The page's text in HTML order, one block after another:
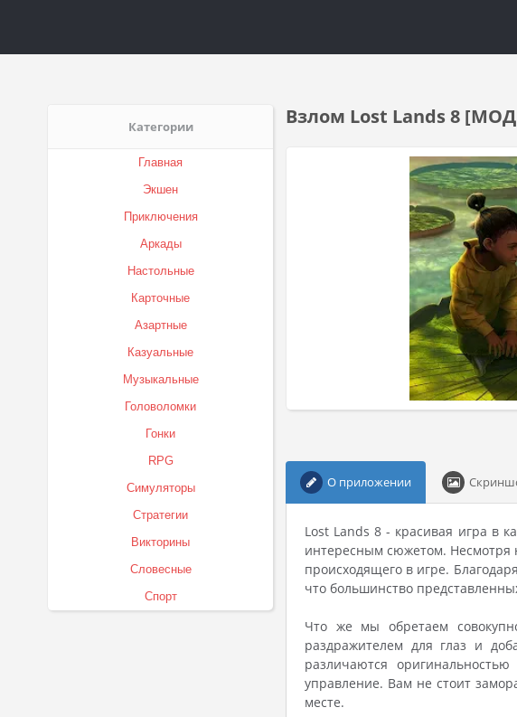
Категории
Главная
Экшен
Приключения
Аркады
Настольные
Карточные
Азартные
Казуальные
Музыкальные
Головоломки
Гонки
RPG
Симуляторы
Стратегии
Викторины
Словесные
Спорт
Взлом Lost Lands 8
О приложении
Lost Lands 8 - красивая игра в
интересным сюжетом. Несмотря
происходящего в игре.
что большинство
Что же мы обретаем
раздражителем для глаз и
различаются
управление. Вам не стоит
месте.